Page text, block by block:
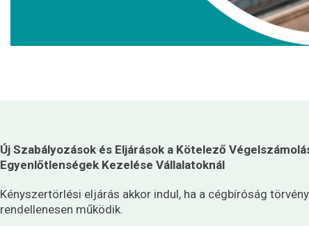
Új Szabályozások és Eljárások a Kötelező
Egyenlőtlenségek Kezelése Vállalatoknál
Kényszertörlési eljárás akkor indul, ha a cégbíróság
rendellenesen működik.